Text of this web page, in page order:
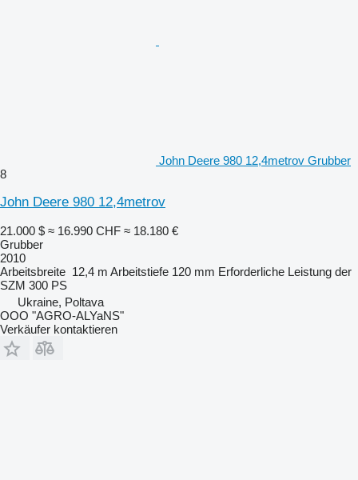
John Deere 980 12,4metrov Grubber
8
John Deere 980 12,4metrov
21.000 $ ≈ 16.990 CHF ≈ 18.180 €
Grubber
2010
Arbeitsbreite 12,4 m Arbeitstiefe 120 mm Erforderliche Leistung der
SZM 300 PS
Ukraine, Poltava
OOO "AGRO-ALYaNS"
Verkäufer kontaktieren